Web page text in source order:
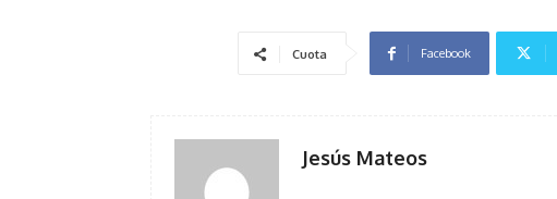
Cuota Facebook
Jesús Mateos